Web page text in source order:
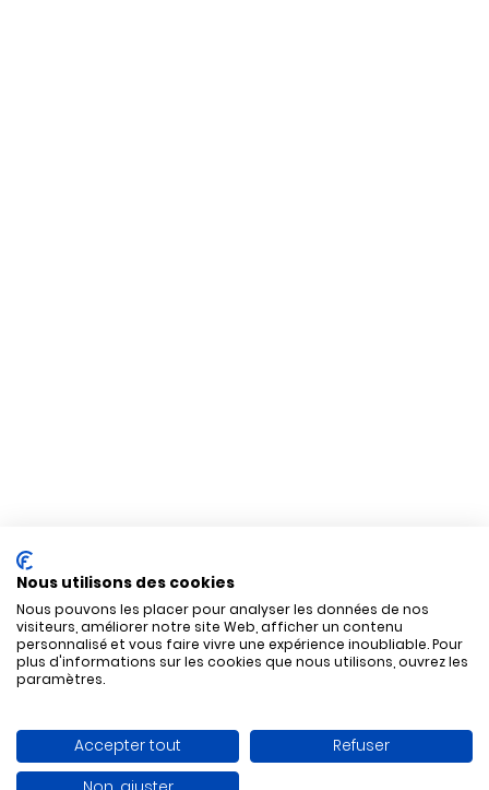
Nous utilisons des cookies
Nous pouvons les placer pour analyser les données de nos
visiteurs, améliorer notre site Web, afficher un contenu
personnalisé et vous faire vivre une expérience inoubliable. Pour
plus d'informations sur les cookies que nous utilisons, ouvrez les
paramètres.
Accepter tout
Refuser